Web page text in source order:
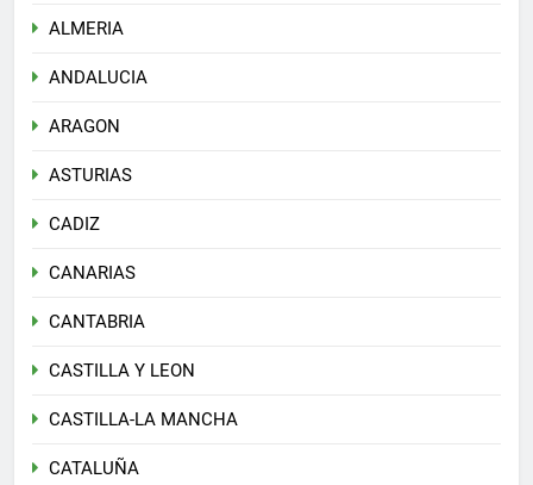
ALMERIA
ANDALUCIA
ARAGON
ASTURIAS
CADIZ
CANARIAS
CANTABRIA
CASTILLA Y LEON
CASTILLA-LA MANCHA
CATALUÑA